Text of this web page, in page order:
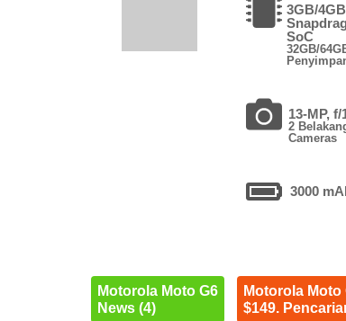
3GB/4GB
SoC
32GB/
13-MP, f/
2
Cameras
3000
Motorola Moto G6
News (4)
Motorola Moto
$149.